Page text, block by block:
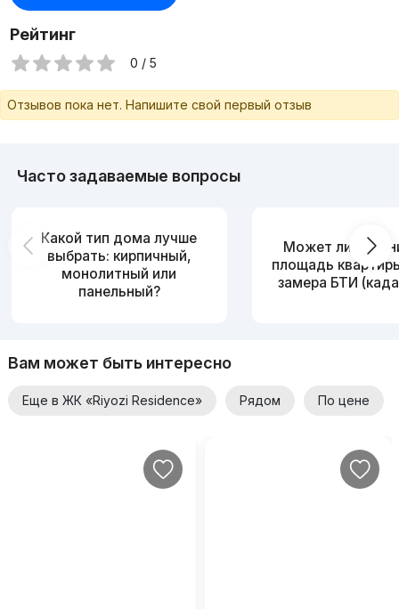
Рейтинг
0 / 5
Отзывов пока нет. Напишите свой первый отзыв
Часто задаваемые вопросы
Какой тип дома лучше
выбрать: кирпичный,
монолитный или
панельный?
Может ли
площадь
замера БТИ
Вам может быть интересно
Еще в ЖК «Riyozi Residence» Рядом По цене